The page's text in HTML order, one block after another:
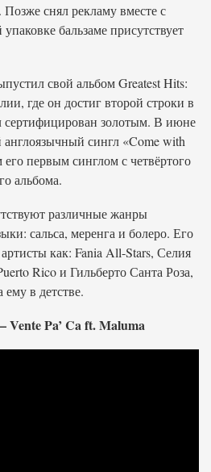
снял рекламу вместе с
бальзаме присутствует
свой альбом Greatest Hits:
где он достиг второй строки в
золотым. В июне
сингл «Come with
первым синглом с четвёртого
альбома.
различные жанры
сальса, меренга и болеро. Его
как: Fania All-Stars, Селия
Rico и Гильберто Санта Роза,
в детстве.
Pa’ Ca ft. Maluma